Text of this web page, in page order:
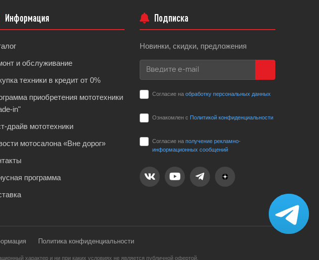
Информация
и обслуживание
техники в кредит от 0%
приобретения мототехники
in"
драйв мототехники
мотосалона «Вне дорог»
программа
Подписка
Новинки, скидки, предложения
Согласие на обработку персональных данных
Ознакомлен с Политикой конфиденциальности
Согласие на получение рекламно-
информационных сообщений
Политика конфиденциальности
характер и ни при каких условиях не является публичной офертой,